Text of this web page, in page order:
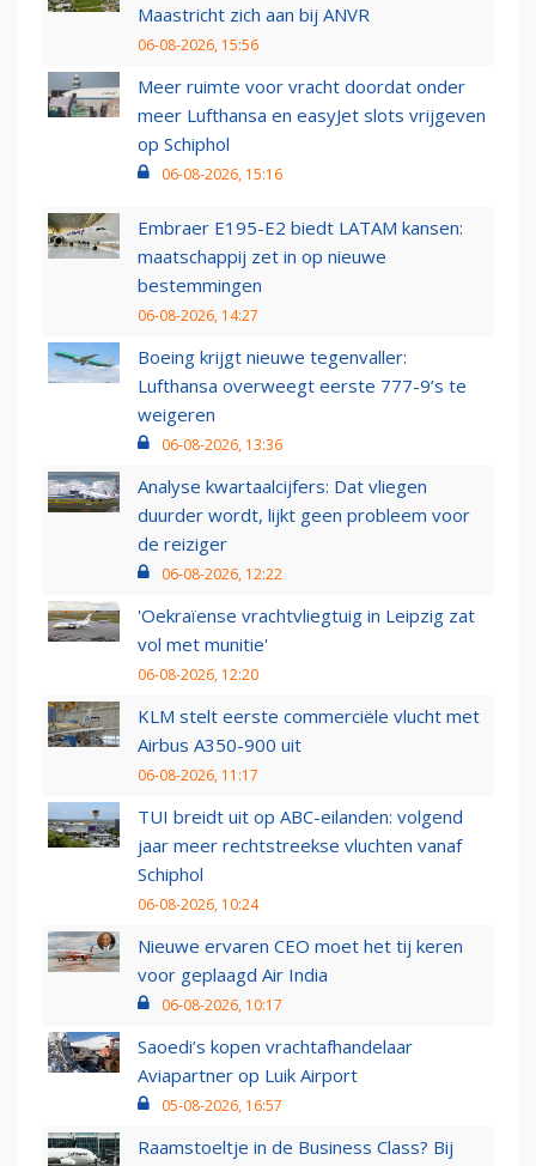
Maastricht zich aan bij ANVR
06-08-2026, 15:56
Meer ruimte voor vracht doordat onder
meer Lufthansa en easyJet slots vrijgeven
op Schiphol
06-08-2026, 15:16
Embraer E195-E2 biedt LATAM kansen:
maatschappij zet in op nieuwe
bestemmingen
06-08-2026, 14:27
Boeing krijgt nieuwe tegenvaller:
Lufthansa overweegt eerste 777-9’s te
weigeren
06-08-2026, 13:36
Analyse kwartaalcijfers: Dat vliegen
duurder wordt, lijkt geen probleem voor
de reiziger
06-08-2026, 12:22
'Oekraïense vrachtvliegtuig in Leipzig zat
vol met munitie'
06-08-2026, 12:20
KLM stelt eerste commerciële vlucht met
Airbus A350-900 uit
06-08-2026, 11:17
TUI breidt uit op ABC-eilanden: volgend
jaar meer rechtstreekse vluchten vanaf
Schiphol
06-08-2026, 10:24
Nieuwe ervaren CEO moet het tij keren
voor geplaagd Air India
06-08-2026, 10:17
Saoedi’s kopen vrachtafhandelaar
Aviapartner op Luik Airport
05-08-2026, 16:57
Raamstoeltje in de Business Class? Bij